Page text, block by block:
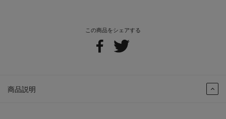
この商品をシェアする
商品説明